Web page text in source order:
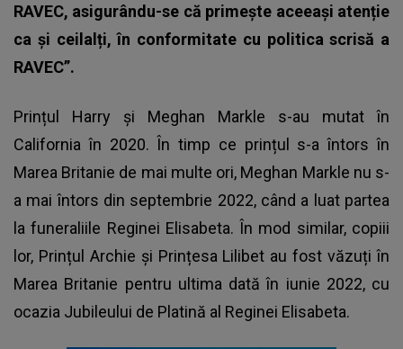
RAVEC, asigurându-se că primește aceeași atenție
ca și ceilalți, în conformitate cu politica scrisă a
RAVEC”.
Prințul Harry și Meghan Markle s-au mutat în
California în 2020. În timp ce prințul s-a întors în
Marea Britanie de mai multe ori, Meghan Markle nu s-
a mai întors din septembrie 2022, când a luat partea
la funeraliile Reginei Elisabeta. În mod similar, copiii
lor, Prințul Archie și Prințesa Lilibet au fost văzuți în
Marea Britanie pentru ultima dată în iunie 2022, cu
ocazia Jubileului de Platină al Reginei Elisabeta.